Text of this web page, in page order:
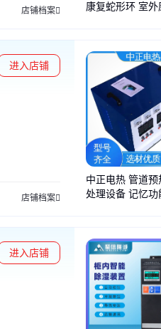
店铺档案
康复蛇形环 室外
进入店铺
店铺档案
中正电热 管道
处理设备 记忆功
进入店铺